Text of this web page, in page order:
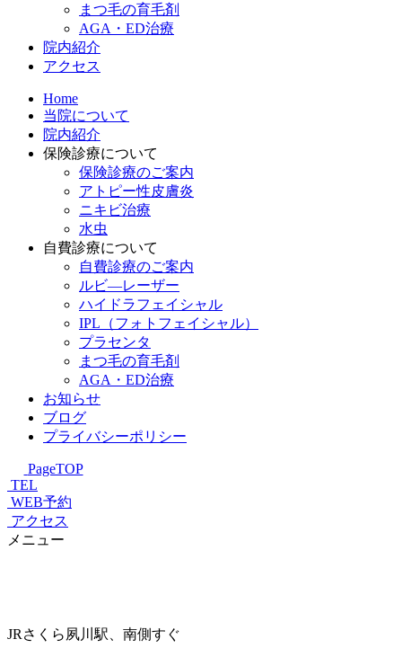
まつ毛の育毛剤
AGA・ED治療
院内紹介
アクセス
Home
当院について
院内紹介
保険診療について
保険診療のご案内
アトピー性皮膚炎
ニキビ治療
水虫
自費診療について
自費診療のご案内
ルビ―レーザー
ハイドラフェイシャル
IPL（フォトフェイシャル）
プラセンタ
まつ毛の育毛剤
AGA・ED治療
お知らせ
ブログ
プライバシーポリシー
PageTOP
TEL
WEB予約
アクセス
メニュー
JRさくら夙川駅、南側すぐ